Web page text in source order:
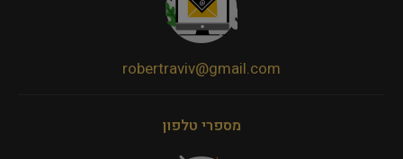
robertraviv@gmail.com
מספרי טלפון